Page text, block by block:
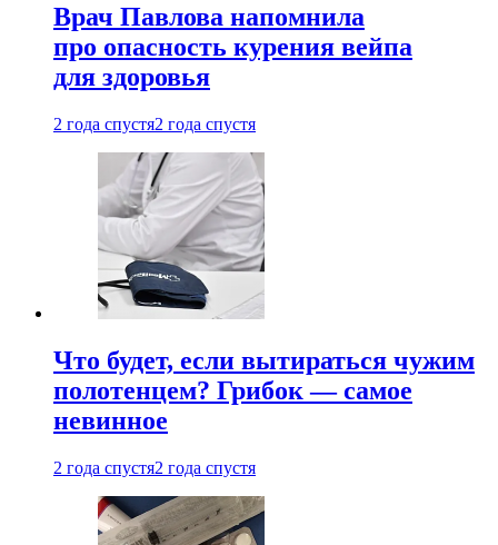
Врач Павлова напомнила
про опасность курения вейпа
для здоровья
2 года спустя2 года спустя
Что будет, если вытираться чужим
полотенцем? Грибок — самое
невинное
2 года спустя2 года спустя